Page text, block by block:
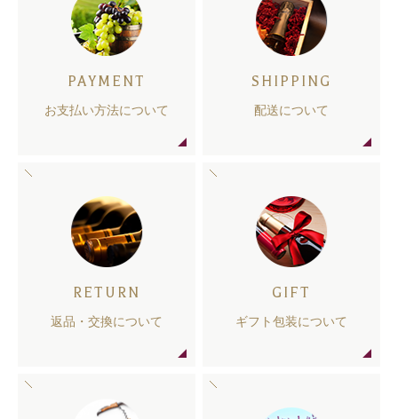
PAYMENT
お支払い方法について
SHIPPING
配送について
RETURN
返品・交換について
GIFT
ギフト包装について